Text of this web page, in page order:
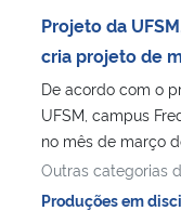
Projeto da
cria projeto de
De acordo com o
UFSM, campus
no mês de março
Outras categorias
Produções em